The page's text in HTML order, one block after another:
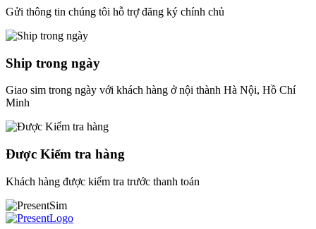
Gửi thông tin chúng tôi hỗ trợ đăng ký chính chủ
Ship trong ngày
Giao sim trong ngày với khách hàng ở nội thành Hà Nội, Hồ Chí
Minh
Được Kiểm tra hàng
Khách hàng được kiểm tra trước thanh toán